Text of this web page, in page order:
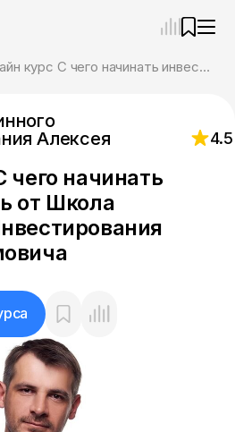
Онлайн курс С чего начинать инвестировать от Школа Срединного Инвестирования Алексея Адамовича
Алексея
4.5
начинать
от Школа
навигатор. Подберу
именно вашим
на несколько вопросов,